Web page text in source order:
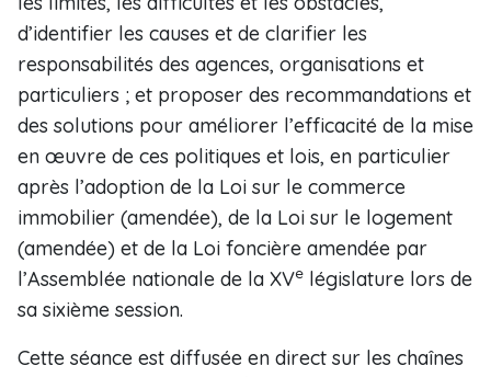
d’identifier les causes et de clarifier les
responsabilités des agences, organisations et
particuliers ; et proposer des recommandations et
des solutions pour améliorer l’efficacité de la mise
en œuvre de ces politiques et lois, en particulier
après l’adoption de la Loi sur le commerce
immobilier (amendée), de la Loi sur le logement
(amendée) et de la Loi foncière amendée par
l’Assemblée nationale de la XVe législature lors de
sa sixième session.
Cette séance est diffusée en direct sur les chaînes